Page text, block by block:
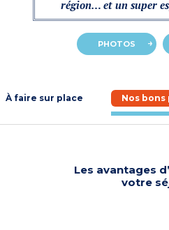
région… et un super
PHOTOS
À faire sur place Nos bons
Les avantages
votre